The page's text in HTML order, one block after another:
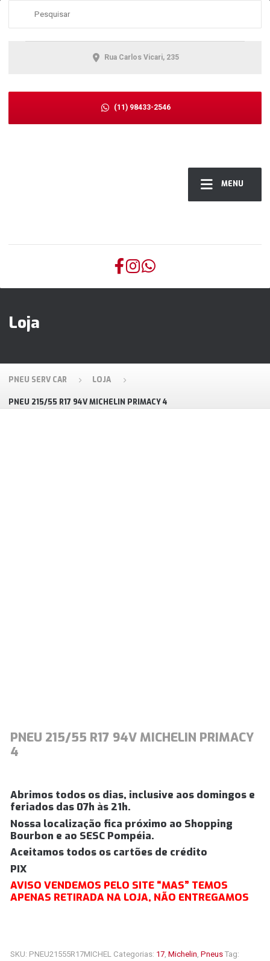
MENU
Rua Carlos Vicari, 235
(11) 98433-2546
Loja
PNEU SERV CAR LOJA
PNEU 215/55 R17 94V MICHELIN PRIMACY 4
PNEU 215/55 R17 94V MICHELIN PRIMACY
4
Abrimos todos os dias, inclusive aos domingos e
feriados das 07h às 21h.
Nossa localização fica próximo ao Shopping
Bourbon e ao SESC Pompéia.
Aceitamos todos os cartões de crédito
PIX
AVISO VENDEMOS PELO SITE “MAS” TEMOS
APENAS RETIRADA NA LOJA, NÃO ENTREGAMOS
SKU: PNEU21555R17MICHEL Categorias: 17, Michelin Pneus Tag: